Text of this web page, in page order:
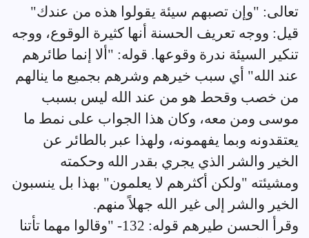
تعالى: "وإن تصبهم سيئة يقولوا هذه من عندك"
قيل: ووجه تعريف الحسنة أنها كثيرة الوقوع، ووجه
تنكير السيئة ندرة وقوعها. قوله: "ألا إنما طائرهم
عند الله" أي سبب خيرهم وشرهم بجميع ما ينالهم
من خصب وقحط هو من عند الله ليس بسبب
موسى ومن معه، وكان هذا الجواب على نمط ما
يعتقدونه وبما يفهمونه، ولهذا عبر بالطائر عن
الخير والشر الذي يجري بقدر الله وحكمته
ومشيئته "ولكن أكثرهم لا يعلمون" بهذا بل ينسبون
الخير والشر إلى غير الله جهلاً منهم.
وقرأ الحسن طيرهم قوله: 132- "وقالوا مهما تأتنا